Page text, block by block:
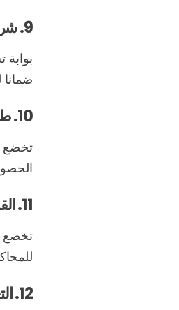
9. شروط الموردين والشركاء
10. طلبات التوظيف
تخضع
11. القانون الواجب التطبيق
تخضع
12. التعديلات